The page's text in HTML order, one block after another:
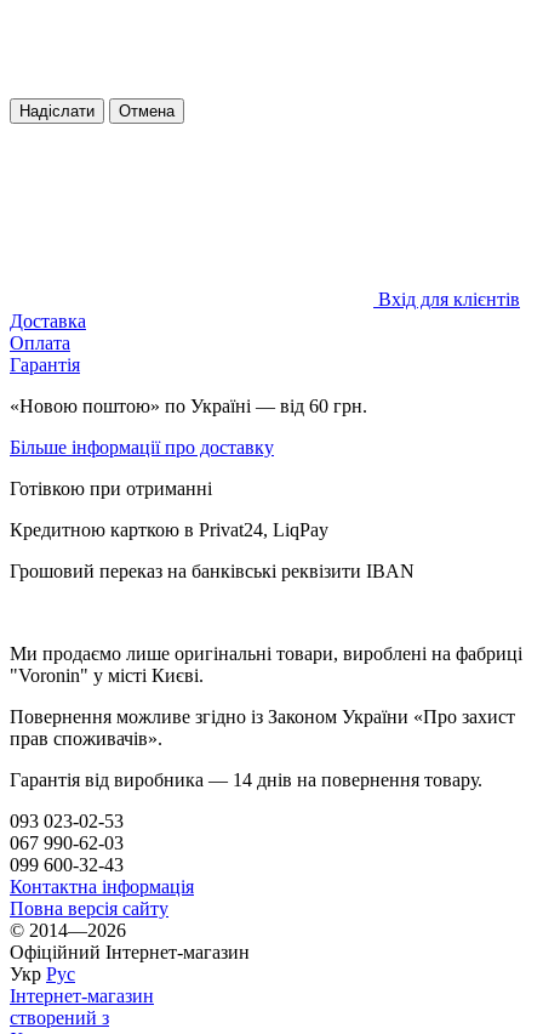
Надіслати Отмена
Вхід для клієнтів
Доставка
Оплата
Гарантія
«Новою поштою» по Україні — від 60 грн.
Більше інформації про доставку
Готівкою при отриманні
Кредитною карткою в Privat24, LiqPay
Грошовий переказ на банківські реквізити IBAN
Ми продаємо лише оригінальні товари, вироблені на фабриці
"Voronin" у місті Києві.
Повернення можливе згідно із Законом України «Про захист
прав споживачів».
Гарантія від виробника — 14 днів на повернення товару.
093 023-02-53
067 990-62-03
099 600-32-43
Контактна інформація
Повна версія сайту
© 2014—2026
Офіційний Інтернет-магазин
Укр Рус
Інтернет-магазин
створений з